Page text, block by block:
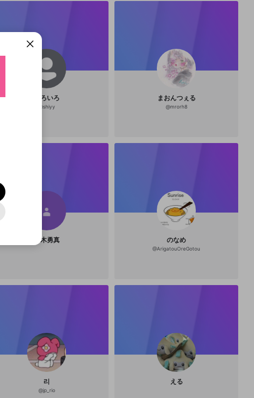
しろいろ
@shiyy
まおんつぇる
@mrorh8
鈴木勇真 のなめ
@ArigatouOreGotou
리
@jp_rio
える
面で作成で